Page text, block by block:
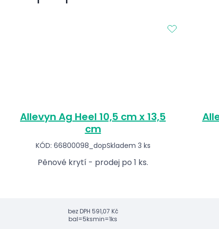
Allevyn Ag Heel 10,5 cm x 13,5
cm
KÓD: 66800098_dopSkladem 3 ks
Pěnové krytí - prodej po 1 ks.
bez DPH 591,07 Kč
bal=5ksmin=1ks